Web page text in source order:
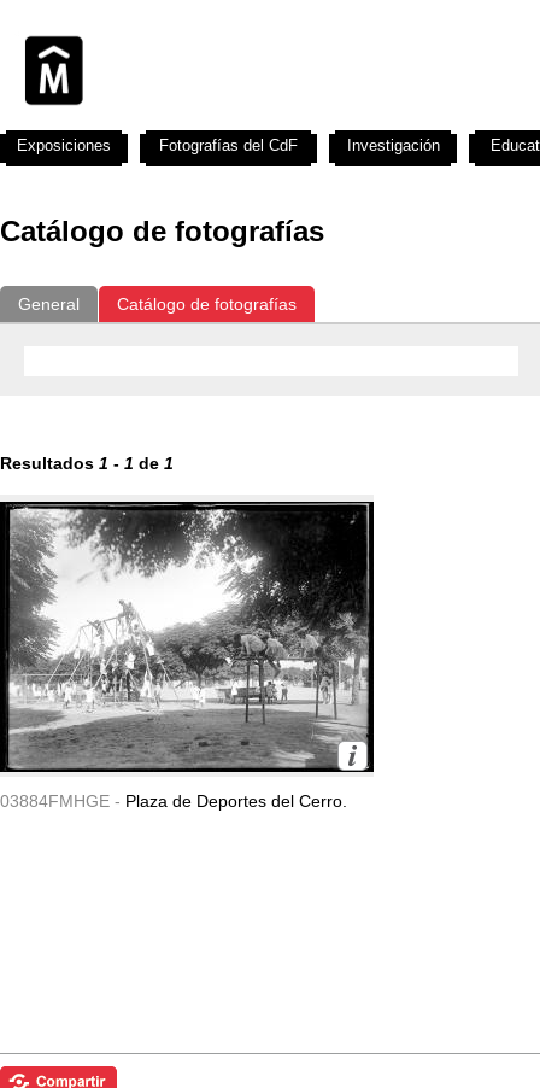
Catálogo de fotografías
General Catálogo de fotografías
Resultados 1 - 1 de 1
03884FMHGE - Plaza de Deportes del Cerro.
Exposiciones Fotografías del CdF Investigación